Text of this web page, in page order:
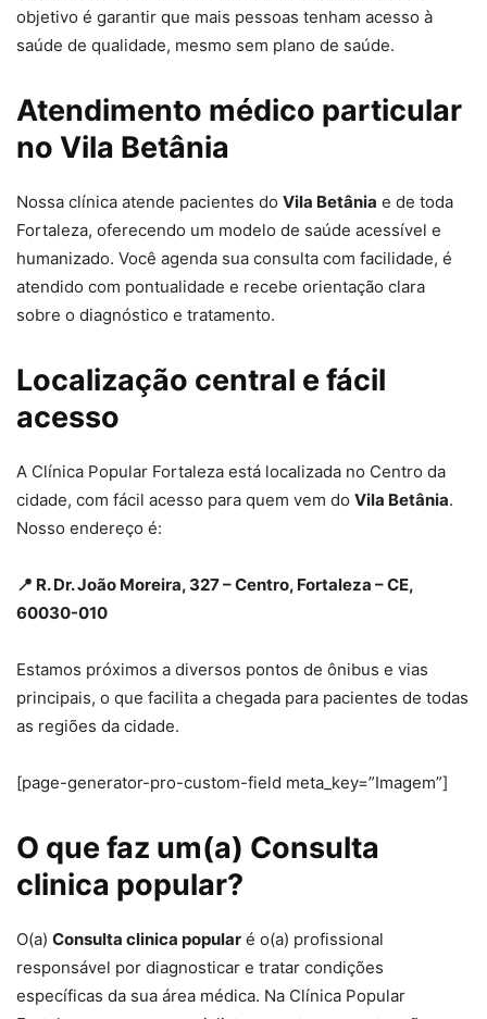
objetivo é garantir que mais pessoas tenham acesso à
saúde de qualidade, mesmo sem plano de saúde.
Atendimento médico particular
no Vila Betânia
Nossa clínica atende pacientes do Vila Betânia e de toda
Fortaleza, oferecendo um modelo de saúde acessível e
humanizado. Você agenda sua consulta com facilidade, é
atendido com pontualidade e recebe orientação clara
sobre o diagnóstico e tratamento.
Localização central e fácil
acesso
A Clínica Popular Fortaleza está localizada no Centro da
cidade, com fácil acesso para quem vem do Vila Betânia.
Nosso endereço é:
📍 R. Dr. João Moreira, 327 – Centro, Fortaleza – CE,
60030-010
Estamos próximos a diversos pontos de ônibus e vias
principais, o que facilita a chegada para pacientes de todas
as regiões da cidade.
[page-generator-pro-custom-field meta_key=”Imagem”]
O que faz um(a) Consulta
clinica popular?
O(a) Consulta clinica popular é o(a) profissional
responsável por diagnosticar e tratar condições
específicas da sua área médica. Na Clínica Popular